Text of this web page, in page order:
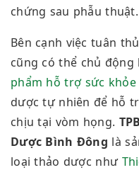
chứng sau phẫu thuật.
Bên cạnh việc tuân
cũng có thể chủ
phẩm hỗ trợ sức khỏe
dược tự nhiên để hỗ
chịu tại vòm họng.
Dược Bình Đông là
loại thảo dược như